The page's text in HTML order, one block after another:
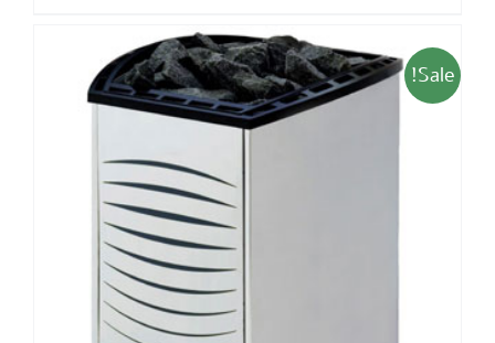
Sale!